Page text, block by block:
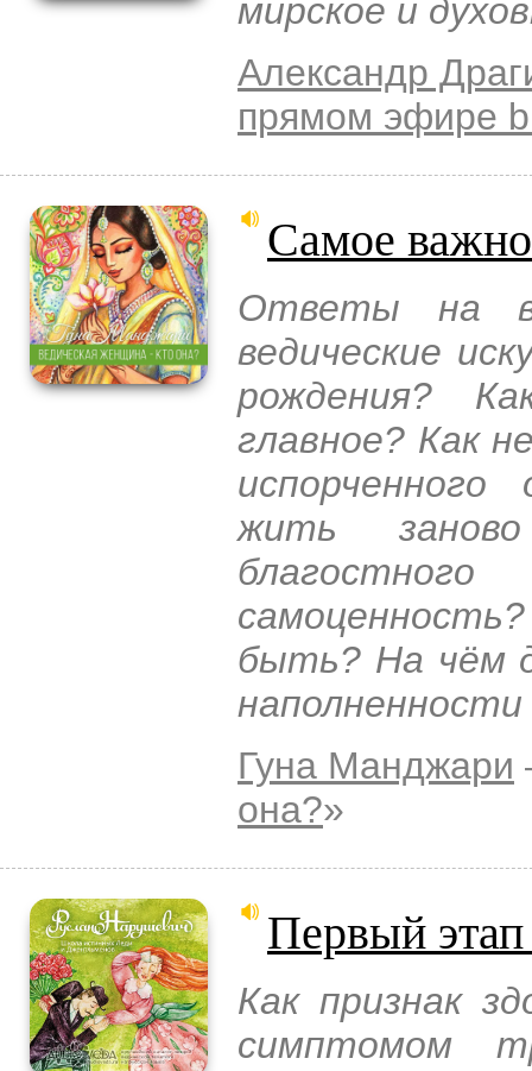
мирское и
Александр
прямом эфире
Самое
Ответы на
ведические
рождения?
главное? Как
жить
быть? На чём
Гуна Манджари
она?»
Первый
Как признак
симптомом